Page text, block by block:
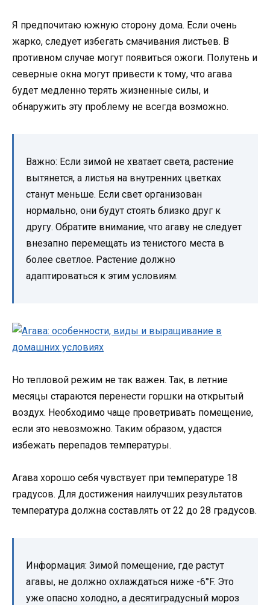
Я предпочитаю южную сторону дома. Если очень
жарко, следует избегать смачивания листьев. В
противном случае могут появиться ожоги. Полутень и
северные окна могут привести к тому, что агава
будет медленно терять жизненные силы, и
обнаружить эту проблему не всегда возможно.
Важно: Если зимой не хватает света, растение
вытянется, а листья на внутренних цветках
станут меньше. Если свет организован
нормально, они будут стоять близко друг к
другу. Обратите внимание, что агаву не следует
внезапно перемещать из тенистого места в
более светлое. Растение должно
адаптироваться к этим условиям.
Но тепловой режим не так важен. Так, в летние
месяцы стараются перенести горшки на открытый
воздух. Необходимо чаще проветривать помещение,
если это невозможно. Таким образом, удастся
избежать перепадов температуры.
Агава хорошо себя чувствует при температуре 18
градусов. Для достижения наилучших результатов
температура должна составлять от 22 до 28 градусов.
Информация: Зимой помещение, где растут
агавы, не должно охлаждаться ниже -6°F. Это
уже опасно холодно, а десятиградусный мороз